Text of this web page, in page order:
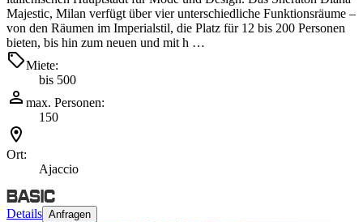
Majestic, Milan verfügt über vier unterschiedliche Funktionsräume –
von den Räumen im Imperialstil, die Platz für 12 bis 200 Personen
bieten, bis hin zum neuen und mit h …
Miete:
bis 500
max. Personen:
150
Ort:
Ajaccio
Details Anfragen